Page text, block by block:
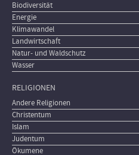
Biodiversität
Energie
Klimawandel
Landwirtschaft
Natur- und Waldschutz
Wasser
RELIGIONEN
Andere Religionen
Christentum
Islam
Judentum
Ökumene